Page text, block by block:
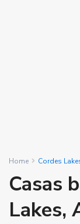
Home Cordes
Casas
Lakes,